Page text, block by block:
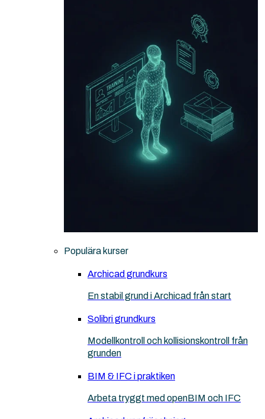
Populära kurser
Archicad grundkurs
En stabil grund i Archicad från start
Solibri grundkurs
Modellkontroll och kollisionskontroll från
grunden
BIM & IFC i praktiken
Arbeta tryggt med openBIM och IFC